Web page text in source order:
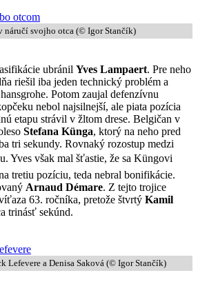
náručí svojho otca (© Igor Stančík)
ubránil Yves Lampaert. Pre neho
riešil iba jeden technický problém a
Potom zaujal defenzívnu
nebol najsilnejší, ale piata pozícia
etapu strávil v žltom drese. Belgičan v
Stefana Künga, ktorý na neho pred
tri sekundy. Rovnaký rozostup medzi
Yves však mal šťastie, že sa Küngovi
tretiu pozíciu, teda nebral bonifikácie.
Arnaud Démare. Z tejto trojice
63. ročníka, pretože štvrtý Kamil
trinásť sekúnd.
Lefevere a Denisa Saková (© Igor Stančík)